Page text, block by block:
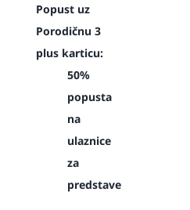
Popust uz
Porodičnu 3
plus karticu:
50%
popusta
na
ulaznice
za
predstave